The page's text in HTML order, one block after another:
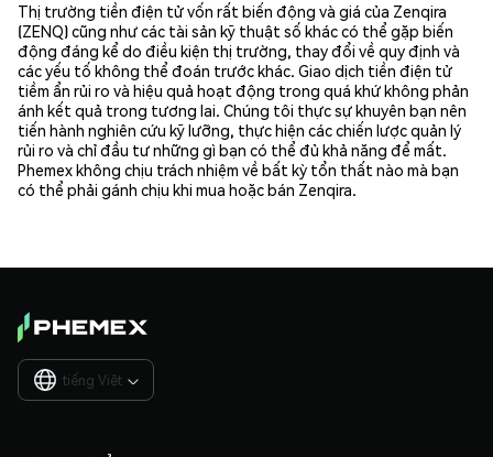
Thị trường tiền điện tử vốn rất biến động và giá của Zenqira
(ZENQ) cũng như các tài sản kỹ thuật số khác có thể gặp biến
động đáng kể do điều kiện thị trường, thay đổi về quy định và
các yếu tố không thể đoán trước khác. Giao dịch tiền điện tử
tiềm ẩn rủi ro và hiệu quả hoạt động trong quá khứ không phản
ánh kết quả trong tương lai. Chúng tôi thực sự khuyên bạn nên
tiến hành nghiên cứu kỹ lưỡng, thực hiện các chiến lược quản lý
rủi ro và chỉ đầu tư những gì bạn có thể đủ khả năng để mất.
Phemex không chịu trách nhiệm về bất kỳ tổn thất nào mà bạn
có thể phải gánh chịu khi mua hoặc bán Zenqira.
tiếng Việt 